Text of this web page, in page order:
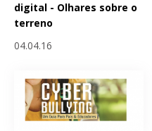
digital - Olhares sobre o
terreno
04.04.16